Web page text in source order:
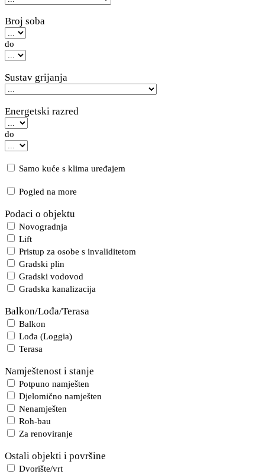
Broj soba
do
Sustav grijanja
Energetski razred
do
Samo kuće s klima uređajem
Pogled na more
Podaci o objektu
Novogradnja
Lift
Pristup za osobe s invaliditetom
Gradski plin
Gradski vodovod
Gradska kanalizacija
Balkon/Lođa/Terasa
Balkon
Lođa (Loggia)
Terasa
Namještenost i stanje
Potpuno namješten
Djelomično namješten
Nenamješten
Roh-bau
Za renoviranje
Ostali objekti i površine
Dvorište/vrt